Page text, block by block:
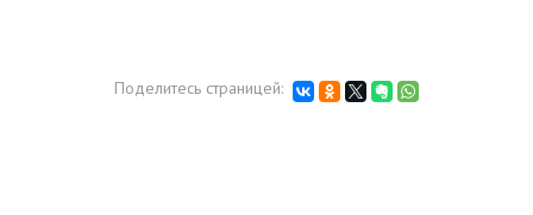
Поделитесь страницей: